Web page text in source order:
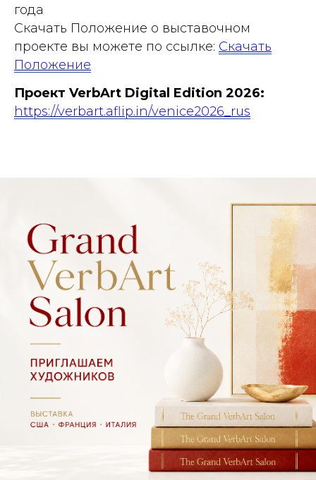
года
Скачать Положение о выставочном
проекте вы можете по ссылке: Скачать
Положение
Проект VerbArt Digital Edition 2026:
https://verbart.aflip.in/venice2026_rus